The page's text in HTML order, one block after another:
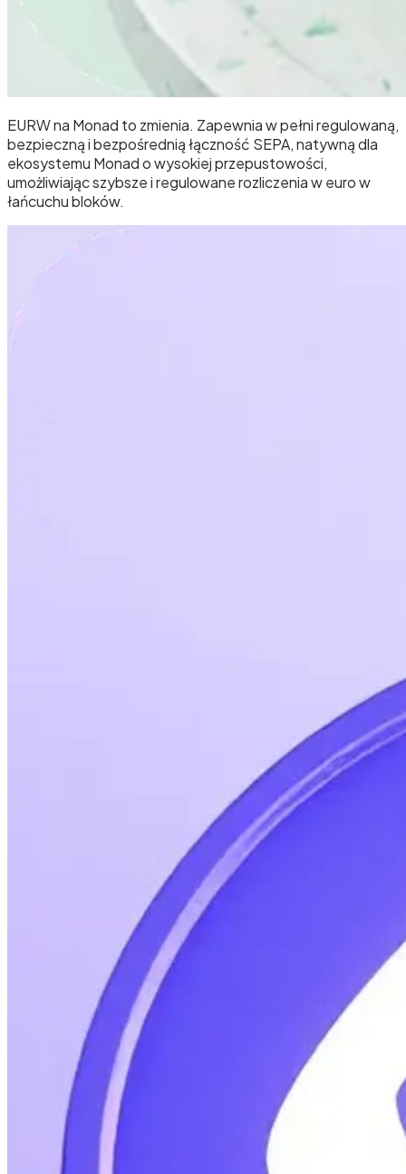
EURW na Monad to zmienia. Zapewnia w pełni regulowaną,
bezpieczną i bezpośrednią łączność SEPA, natywną dla
ekosystemu Monad o wysokiej przepustowości,
umożliwiając szybsze i regulowane rozliczenia w euro w
łańcuchu bloków.